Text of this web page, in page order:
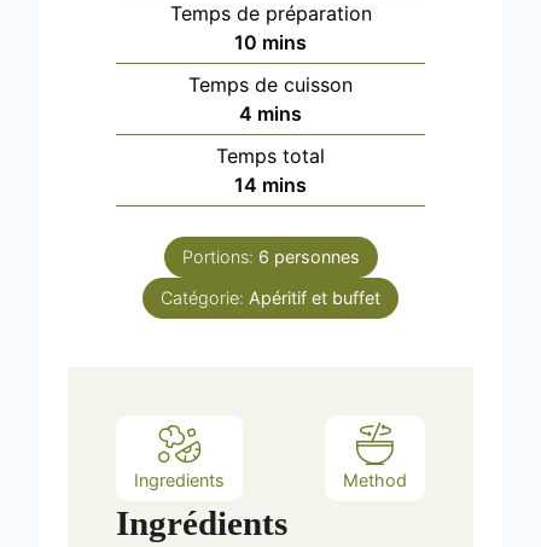
Temps de préparation
10 m
i
n
u
t
e
mins
Temps de cuisson
4 m
i
n
u
e
s
mins
Temps total
14 m
i
n
u
t
mins
Portions: 6 personnes
Catégorie: Apéritif et buffet
Ingredients Method
Ingrédients